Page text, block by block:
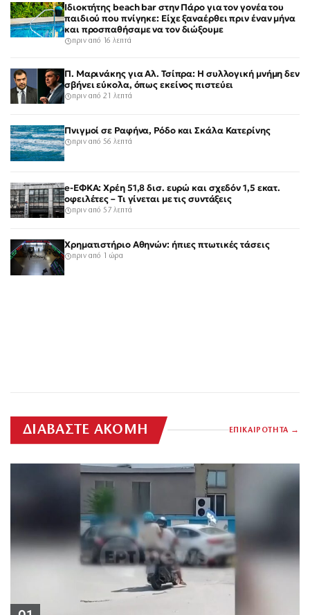
Ιδιοκτήτης beach bar στην Πάρο για τον γονέα του
παιδιού που πνίγηκε: Είχε ξαναέρθει πριν έναν μήνα
και προσπαθήσαμε να τον διώξουμε
πριν από 16 λεπτά
Π. Μαρινάκης για Αλ. Τσίπρα: Η συλλογική μνήμη δεν
σβήνει εύκολα, όπως εκείνος πιστεύει
πριν από 21 λεπτά
Πνιγμοί σε Ραφήνα, Ρόδο και Σκάλα Κατερίνης
πριν από 56 λεπτά
e-ΕΦΚΑ: Χρέη 51,8 δισ. ευρώ και σχεδόν 1,5 εκατ.
οφειλέτες – Τι γίνεται με τις συντάξεις
πριν από 57 λεπτά
Χρηματιστήριο Αθηνών: ήπιες πτωτικές τάσεις
πριν από 1 ώρα
ΔΙΑΒΑΣΤΕ ΑΚΟΜΗ ΕΠΙΚΑΙΡΟΤΗΤΑ